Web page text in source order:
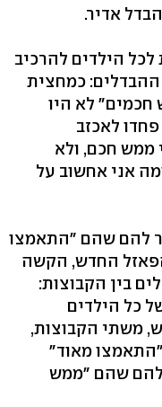
אדיר.
הילדים להרכיב
ההבדלים: כמחצית
לא היו
לאכזב
ממש חכם, ולא
אני אחשוב על
להם שהם "התאמצו
החדש, הקשה
בין הקבוצות:
כל הילדים
משתי הקבוצות,
מאוד"
להם שהם "ממש